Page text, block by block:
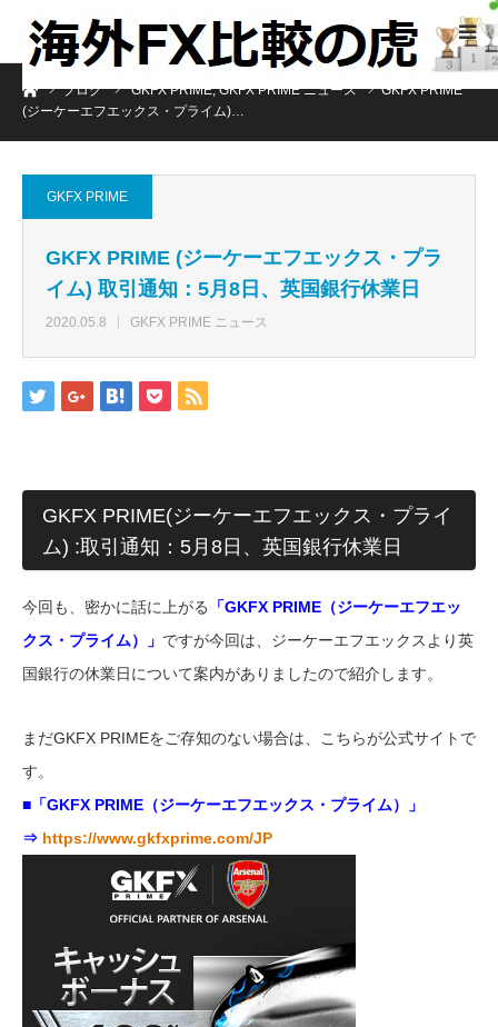
ホームブログ GKFX PRIME, GKFX PRIME ニュース
GKFX PRIME
(ジーケーエフエックス・プライム)…
GKFX PRIME
GKFX PRIME (ジーケーエフエックス・プラ
イム) 取引通知：5月8日、英国銀行休業日
2020.05.8 GKFX PRIME ニュース
GKFX PRIME(ジーケーエフエックス・プライ
ム) :取引通知：5月8日、英国銀行休業日
今回も、密かに話に上がる
「GKFX PRIME（ジーケーエフエッ
クス・プライム）」 ですが今回は、ジーケーエフエックスより英
国銀行の休業日について案内がありましたので紹介します。
まだGKFX PRIMEをご存知のない場合は、こちらが公式サイトで
す。
■「GKFX PRIME（ジーケーエフエックス・プライム）」
⇒ https://www.gkfxprime.com/JP